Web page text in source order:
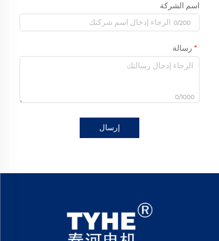
اسم الشركة
0/200
رسالة
0/1000
إرسال